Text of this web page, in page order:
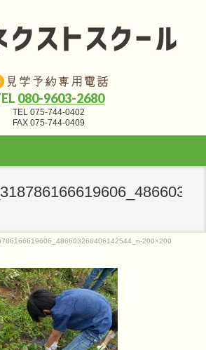
080-9603-2680
TEL 075-744-0402
FAX 075-744-0409
200×200